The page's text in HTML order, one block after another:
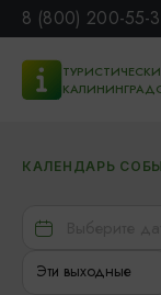
8 (800) 200-55-
КАЛЕНДАРЬ
Эти выходные